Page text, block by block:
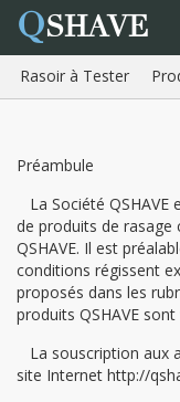
QSHAVE
Rasoir à Tester
Rasoir à
Tester
Mon Compte
Préambule
La Société
de produits de rasage
QSHAVE. Il est
conditions régissent
proposés dans les
produits QSHAVE
La souscription aux
site Internet http://